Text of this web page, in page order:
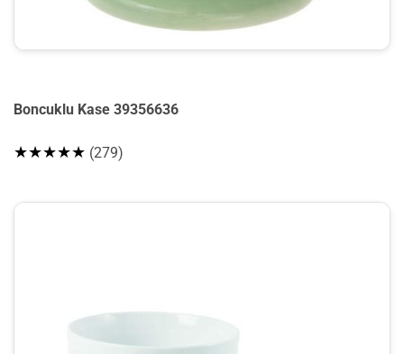
Boncuklu Kase 39356636
★★★★★ (279)